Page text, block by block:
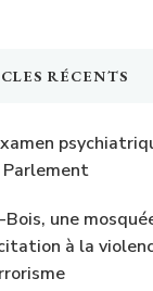
RÉCENTS
une
à la